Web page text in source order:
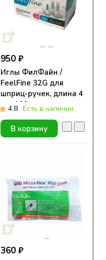
950 ₽
Иглы ФилФайн /
FeelFine 32G для
шприц-ручек, длина 4
мм, 100 шт.
4.8 Есть в наличии
В корзину
360 ₽